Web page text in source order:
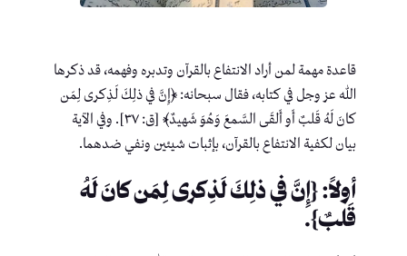
قاعدة مهمة لمن أراد الانتفاع بالقرآن وتدبره وفهمه، قد ذكرها
الله عز وجل في كتابه، فقال سبحانه: ﴿إِنَّ في ذلِكَ لَذِكرى لِمَن
كانَ لَهُ قَلبٌ أَو أَلقَى السَّمعَ وَهُوَ شَهيدٌ﴾ [ق: ٣٧]. وفي الآية
بيان لكفية الانتفاع بالقرآن، بإثبات شيئين ونفي ضدهما.
أولاً: {إِنَّ في ذلِكَ لَذِكرى لِمَن كانَ لَهُ
قَلبٌ}.